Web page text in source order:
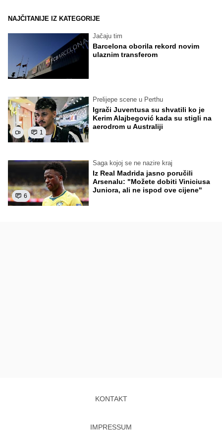
NAJČITANIJE IZ KATEGORIJE
Jačaju tim
Barcelona oborila rekord novim
ulaznim transferom
1
Prelijepe scene u Perthu
Igrači Juventusa su shvatili ko je
Kerim Alajbegović kada su stigli na
aerodrom u Australiji
6
Saga kojoj se ne nazire kraj
Iz Real Madrida jasno poručili
Arsenalu: "Možete dobiti Viniciusa
Juniora, ali ne ispod ove cijene"
KONTAKT
IMPRESSUM